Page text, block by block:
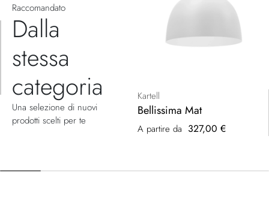
Raccomandato
Dalla
stessa
categoria
Una selezione di nuovi
prodotti scelti per te
Kartell
Bellissima Mat
A partire da 327,00 €